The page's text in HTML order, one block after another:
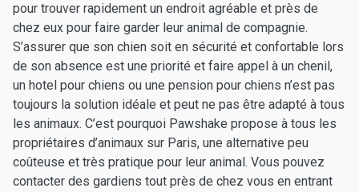
pour trouver rapidement un endroit agréable et près de
chez eux pour faire garder leur animal de compagnie.
S’assurer que son chien soit en sécurité et confortable lors
de son absence est une priorité et faire appel à un chenil,
un hotel pour chiens ou une pension pour chiens n’est pas
toujours la solution idéale et peut ne pas être adapté à tous
les animaux. C’est pourquoi Pawshake propose à tous les
propriétaires d’animaux sur Paris, une alternative peu
coûteuse et très pratique pour leur animal. Vous pouvez
contacter des gardiens tout près de chez vous en entrant